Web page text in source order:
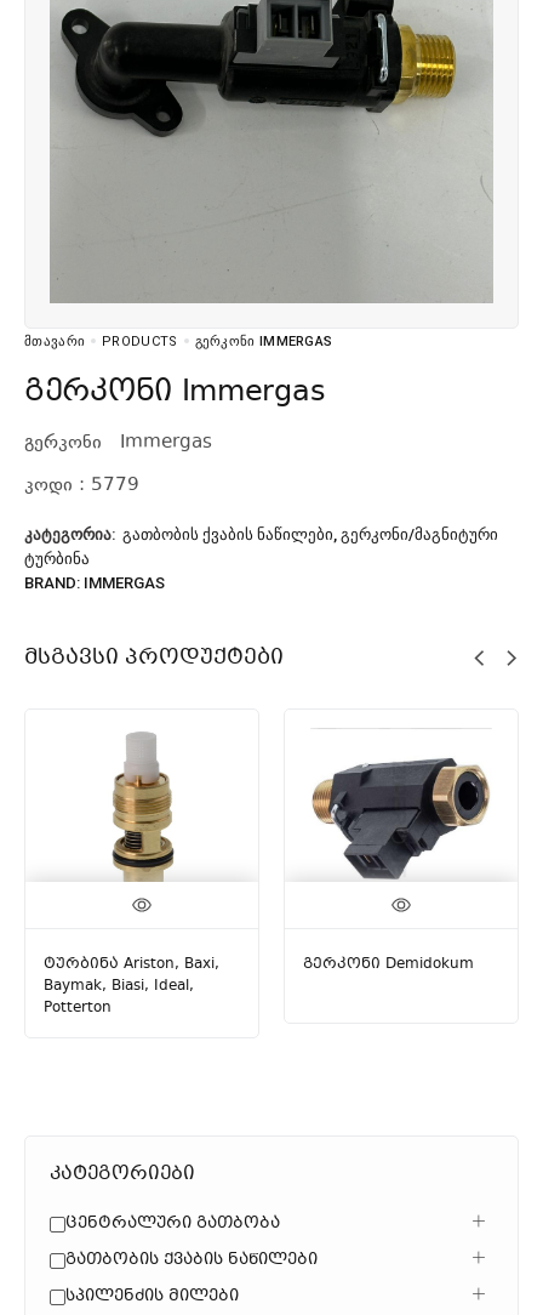
ᲛᲗᲐᲕᲐᲠᲘ PRODUCTS ᲒᲔᲠᲙᲝᲜᲘ IMMERGAS
გერკონი Immergas
გერკონი Immergas
კოდი : 5779
ᲙᲐᲢᲔᲒᲝᲠᲘᲐ: ᲒᲐᲗᲑᲝᲑᲘᲡ ᲥᲕᲐᲑᲘᲡ ᲜᲐᲬᲘᲚᲔᲑᲘ, ᲒᲔᲠᲙᲝᲜᲘ/ᲛᲐᲒᲜᲘᲢᲣᲠᲘ
ᲢᲣᲠᲑᲘᲜᲐ
BRAND: IMMERGAS
Მსგავსი Პროდუქტები
ტურბინა Ariston, Baxi,
Baymak, Biasi, Ideal,
Potterton
გერკონი Demidokum
კატეგორიები
Ცენტრალური Გათბობა
Გათბობის Ქვაბის Ნაწილები
Სპილენძის Მილები